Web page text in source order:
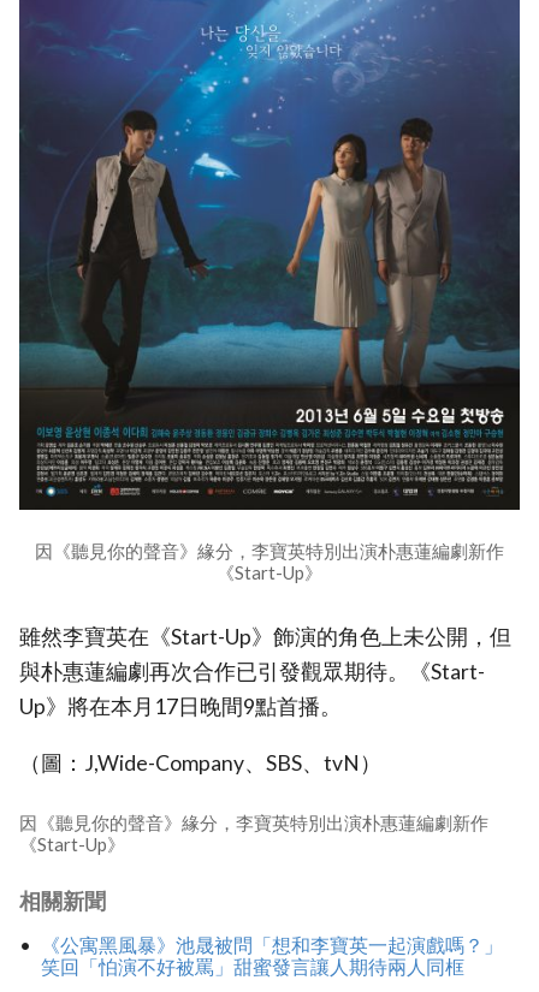
因《聽見你的聲音》緣分，李寶英特別出演朴惠蓮編劇新作
《Start-Up》
雖然李寶英在《Start-Up》飾演的角色上未公開，但
與朴惠蓮編劇再次合作已引發觀眾期待。《Start-
Up》將在本月17日晚間9點首播。
（圖：J,Wide-Company、SBS、tvN）
因《聽見你的聲音》緣分，李寶英特別出演朴惠蓮編劇新作
《Start-Up》
相關新聞
《公寓黑風暴》池晟被問「想和李寶英一起演戲嗎？」
笑回「怕演不好被罵」甜蜜發言讓人期待兩人同框